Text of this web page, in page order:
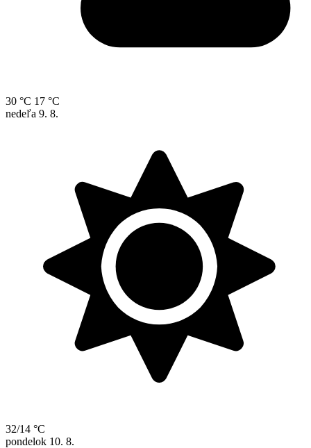
30 °C 17 °C
nedeľa 9. 8.
32/14 °C
pondelok 10. 8.